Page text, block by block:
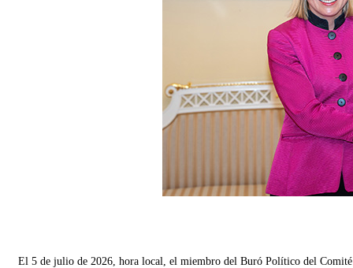
El 5 de julio de 2026, hora local, el miembro del Buró Político del